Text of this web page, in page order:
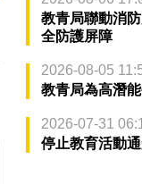
教青局聯動消
全防護屏障
2026-08-05
教青局為高潛
2026-07-31
停止教育活動